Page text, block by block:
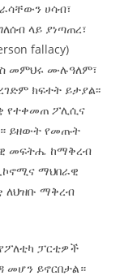
ሀሳብ፣
ላይ ያነጣጠረ፣
fallacy)
መምህሩ ሙሉዓለም፣
ክፍተት ይታያል፡፡
የተቀመጠ ፖሊሲና
ይዘውት የመጡት
መፍትሔ ከማቅረብ
ማህበራዊ
ለህዝቡ ማቅረብ
ፓርቲዎች
መሆን ይኖርበታል።